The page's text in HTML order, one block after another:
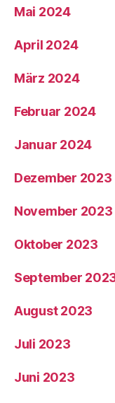
Mai 2024
April 2024
März 2024
Februar 2024
Januar 2024
Dezember 2023
November 2023
Oktober 2023
September
August 2023
Juli 2023
Juni 2023